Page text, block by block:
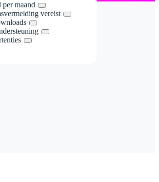
per maand
vereist